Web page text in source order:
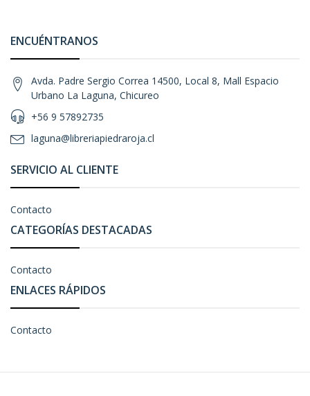
ENCUÉNTRANOS
Avda. Padre Sergio Correa 14500, Local 8, Mall Espacio
Urbano La Laguna, Chicureo
+56 9 57892735
laguna@libreriapiedraroja.cl
SERVICIO AL CLIENTE
Contacto
CATEGORÍAS DESTACADAS
Contacto
ENLACES RÁPIDOS
Contacto